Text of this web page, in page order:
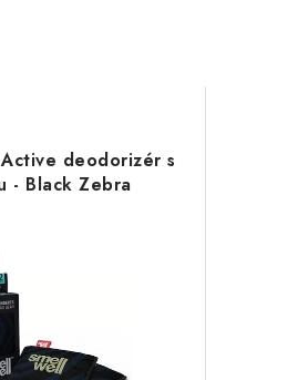
deodorizér s
- Black Zebra